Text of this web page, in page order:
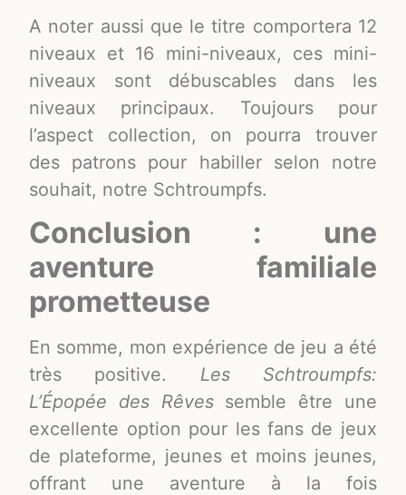
A noter aussi que le titre comportera 12
niveaux et 16 mini-niveaux, ces mini-
niveaux sont débuscables dans les
niveaux principaux. Toujours pour
l’aspect collection, on pourra trouver
des patrons pour habiller selon notre
souhait, notre Schtroumpfs.
Conclusion : une
aventure familiale
prometteuse
En somme, mon expérience de jeu a été
très positive. Les Schtroumpfs:
L’Épopée des Rêvessemble être une
excellente option pour les fans de jeux
de plateforme, jeunes et moins jeunes,
offrant une aventure à la fois